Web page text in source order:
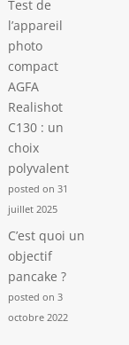
Test de
l’appareil
photo
compact
AGFA
Realishot
C130 : un
choix
polyvalent
posted on 31
juillet 2025
C’est quoi un
objectif
pancake ?
posted on 3
octobre 2022